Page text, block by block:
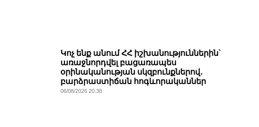
Կոչ ենք անում ՀՀ իշխանություններին`
առաջնորդվել բացառապես
օրինականության սկզբունքներով․
բարձրաստիճան հոգևորականներ
06/08/2026 20:38